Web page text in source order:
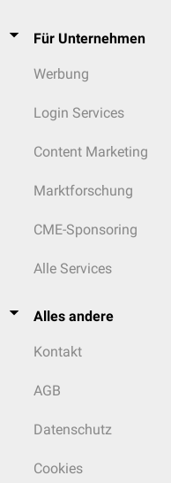
Für Unternehmen
Werbung
Login Services
Content Marketing
Marktforschung
CME-Sponsoring
Alle Services
Alles andere
Kontakt
AGB
Datenschutz
Cookies